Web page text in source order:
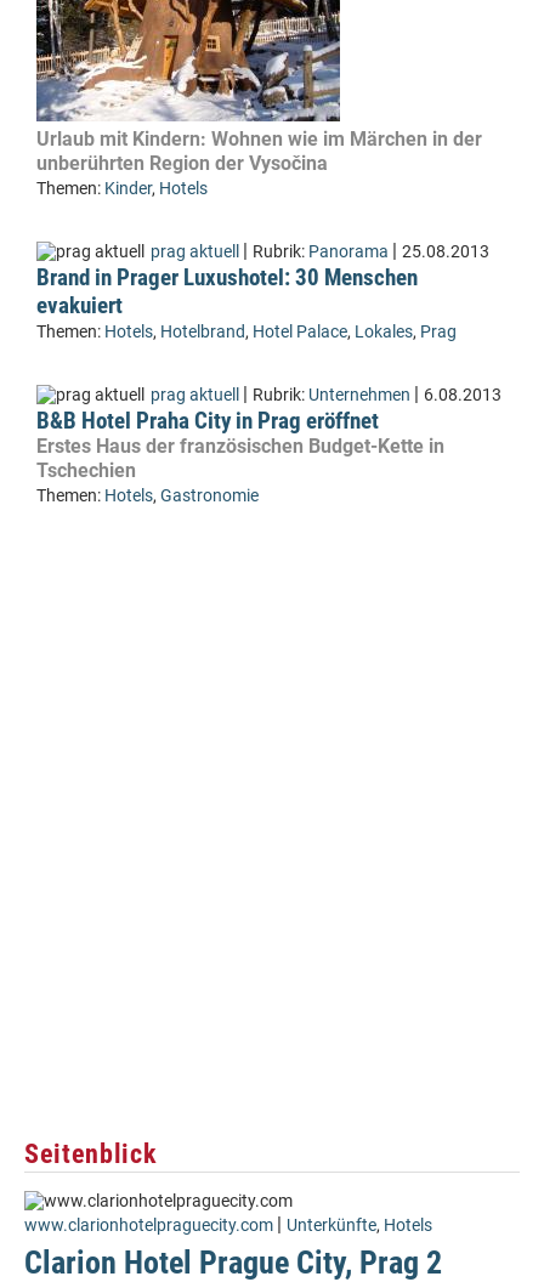
Urlaub mit Kindern: Wohnen wie im Märchen in der
unberührten Region der Vysočina
Themen: Kinder, Hotels
prag aktuell | Rubrik: Panorama | 25.08.2013
Brand in Prager Luxushotel: 30 Menschen
evakuiert
Themen: Hotels, Hotelbrand, Hotel Palace, Lokales, Prag
prag aktuell | Rubrik: Unternehmen | 6.08.2013
B&B Hotel Praha City in Prag eröffnet
Erstes Haus der französischen Budget-Kette in
Tschechien
Themen: Hotels, Gastronomie
Seitenblick
www.clarionhotelpraguecity.com | Unterkünfte, Hotels
Clarion Hotel Prague City, Prag 2